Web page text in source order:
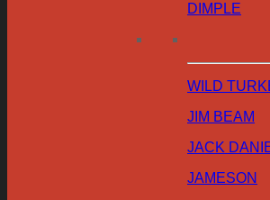
DIMPLE
WILD
JIM BEAM
JACK
JAMESON